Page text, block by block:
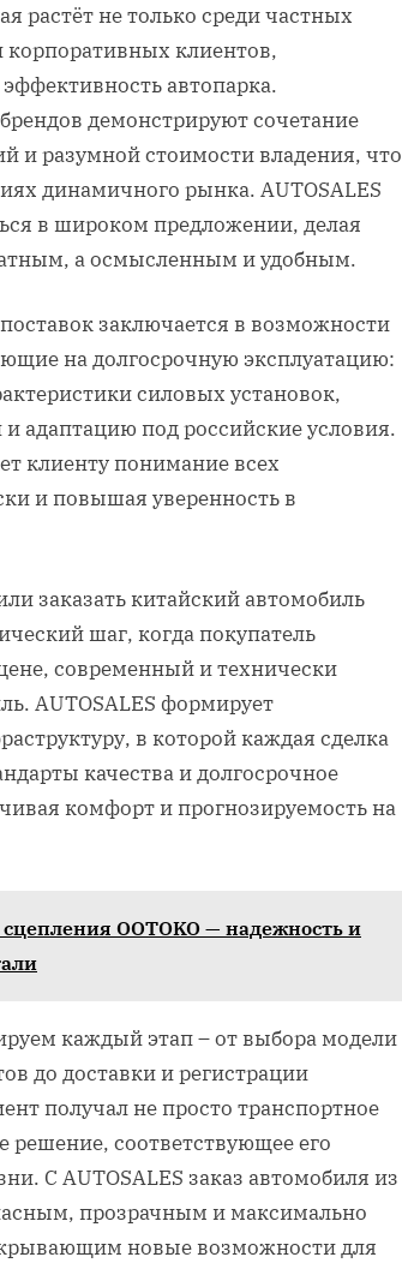
растёт не только среди частных
корпоративных клиентов,
автопарка.
демонстрируют сочетание
и разумной стоимости владения, что
динамичного рынка. AUTOSALES
в широком предложении, делая
а осмысленным и удобным.
заключается в возможности
на долгосрочную эксплуатацию:
силовых установок,
адаптацию под российские условия.
клиенту понимание всех
и повышая уверенность в
заказать китайский автомобиль
шаг, когда покупатель
современный и технически
AUTOSALES формирует
в которой каждая сделка
качества и долгосрочное
комфорт и прогнозируемость на
OOTOKO — надежность и
каждый этап – от выбора модели
до доставки и регистрации
получал не просто транспортное
решение, соответствующее его
С AUTOSALES заказ автомобиля из
прозрачным и максимально
новые возможности для